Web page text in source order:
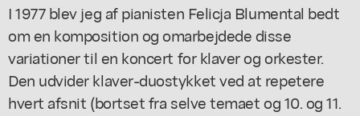
I 1977 blev jeg af pianisten Felicja Blumental bedt
om en komposition og omarbejdede disse
variationer til en koncert for klaver og orkester.
Den udvider klaver-duostykket ved at repetere
hvert afsnit (bortset fra selve temaet og 10. og 11.